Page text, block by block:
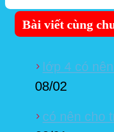
Bài viết cùng
lớp 4 có
08/02
có nên cho